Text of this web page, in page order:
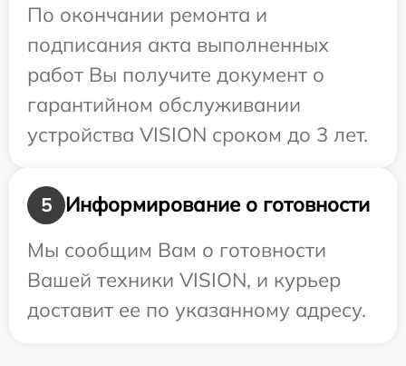
По окончании ремонта и
подписания акта выполненных
работ Вы получите документ о
гарантийном обслуживании
устройства VISION сроком до 3 лет.
5
Информирование о готовности
Мы сообщим Вам о готовности
Вашей техники VISION, и курьер
доставит ее по указанному адресу.